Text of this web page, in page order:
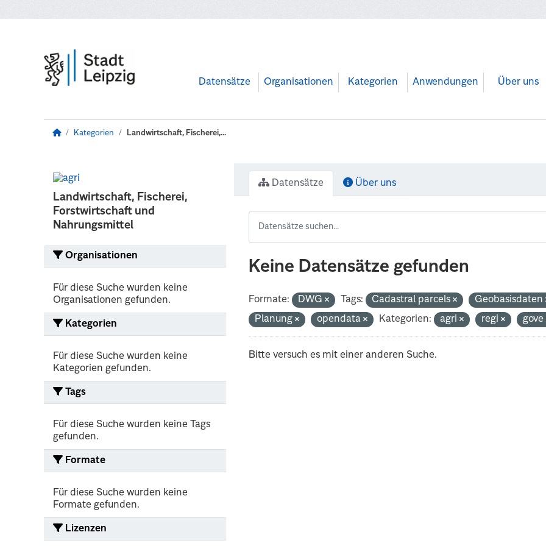
Datensätze Organisationen Kategorien Anwendungen Über uns
Kategorien Landwirtschaft, Fischerei,...
Landwirtschaft, Fischerei,
Forstwirtschaft und
Nahrungsmittel
Organisationen
Für diese Suche wurden keine
Organisationen gefunden.
Kategorien
Für diese Suche wurden keine
Kategorien gefunden.
Tags
Für diese Suche wurden keine Tags
gefunden.
Formate
Für diese Suche wurden keine
Formate gefunden.
Lizenzen
Datensätze Über uns
Keine Datensätze gefunden
Formate: DWG Tags: Cadastral parcels
Geobasisdaten
Planung
opendata Kategorien: agri regi gove
Bitte versuch es mit einer anderen Suche.